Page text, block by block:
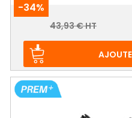
-34%
Prix
Prix
43,93 € HT